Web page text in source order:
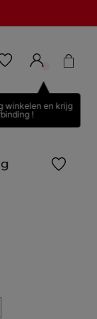
winkelen en krijg
!